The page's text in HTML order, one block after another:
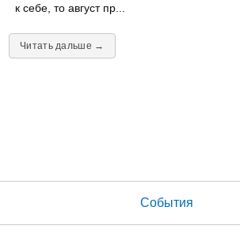
к себе, то август пр...
Читать дальше →
События